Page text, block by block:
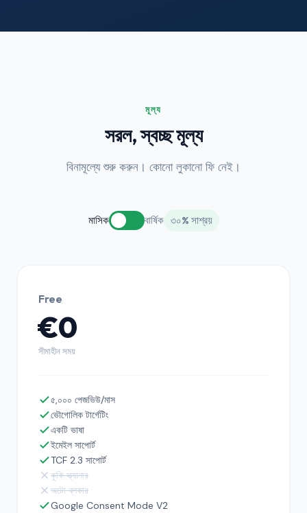
মূল্য
সরল, স্বচ্ছ মূল্য
বিনামূল্যে শুরু করুন। কোনো লুকানো ফি নেই।
মাসিক বার্ষিক ৩০% সাশ্রয়
Free
€0
সীমাহীন সময়
৫,০০০ পেজভিউ/মাস
ভৌগোলিক টার্গেটিং
একটি ভাষা
ইমেইল সাপোর্ট
TCF 2.3 সাপোর্ট
কুকি স্ক্যানার
অটো ব্লকার
Google Consent Mode V2